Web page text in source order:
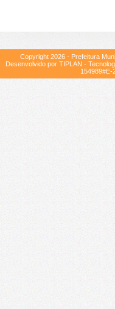
Copyright 2026- Prefeitura
Desenvolvido por TIPLAN -
154989#E-